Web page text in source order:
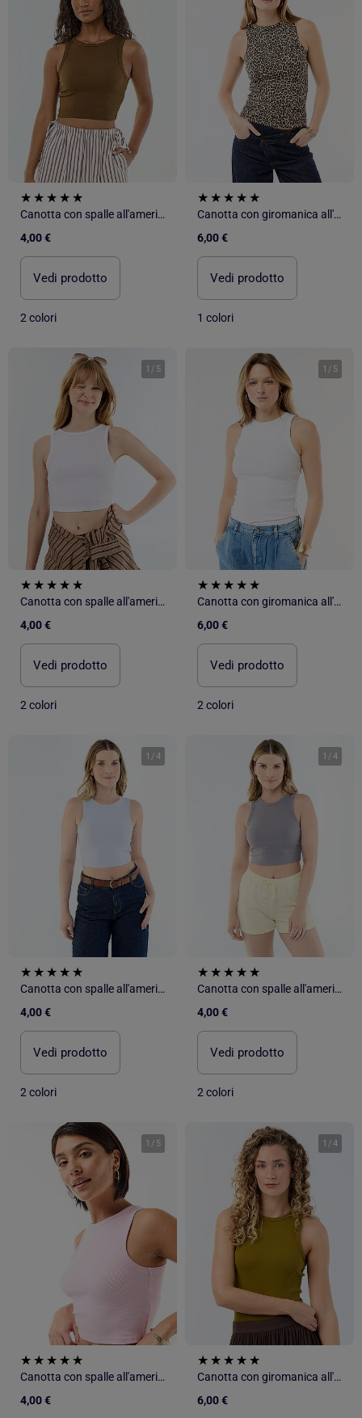
Canotta con spalle all'americana
4,00 €
Vedi prodotto
2 colori
Canotta con giromanica all'americana
6,00 €
Vedi prodotto
1 colori
1 / 5
Canotta con spalle all'americana
4,00 €
Vedi prodotto
2 colori
1 / 5
Canotta con giromanica all'americana
6,00 €
Vedi prodotto
2 colori
1 /4
Canotta con spalle all'americana
4,00 €
Vedi prodotto
2 colori
1 /4
Canotta con spalle all'americana
4,00 €
Vedi prodotto
2 colori
1 / 5
Canotta con spalle all'americana
4,00 €
1 /4
Canotta con giromanica all'americana
6,00 €